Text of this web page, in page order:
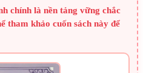
chính là nền tảng vững chắc
tham khảo cuốn sách này để